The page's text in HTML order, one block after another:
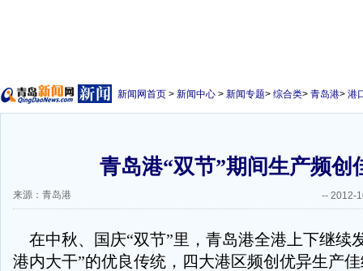
新闻网首页 > 新闻中心 > 新闻专题> 综合类> 青岛港> 港
青岛港“双节”期间生产频创
来源：青岛港 -- 2012-
在中秋、国庆“双节”里，青岛港全港上下继续
港内大干”的优良传统，四大港区频创优异生产